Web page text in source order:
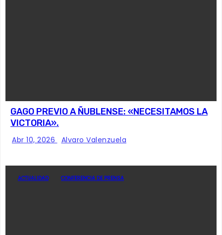
GAGO PREVIO A ÑUBLENSE: «NECESITAMOS LA
VICTORIA».
Abr 10, 2026 Alvaro Valenzuela
ACTUALIDAD CONFERENCIA DE PRENSA